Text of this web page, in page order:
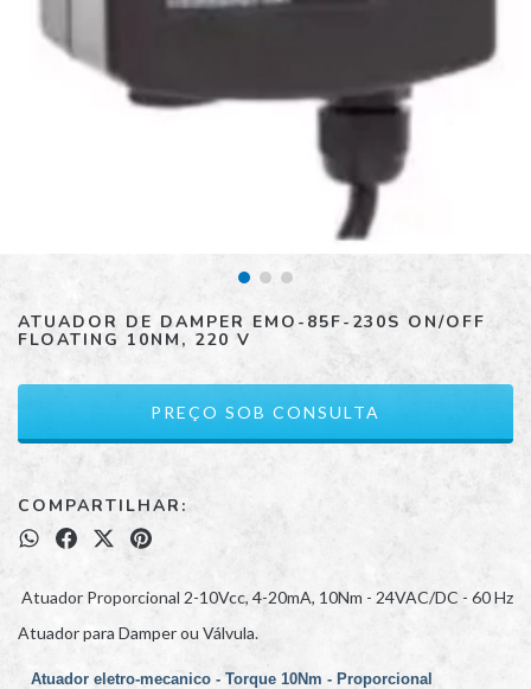
ATUADOR DE DAMPER EMO-85F-230S ON/OFF
FLOATING 10NM, 220 V
COMPARTILHAR:
Atuador Proporcional 2-10Vcc, 4-20mA, 10Nm - 24VAC/DC - 60 Hz
Atuador para Damper ou Válvula.
Atuador eletro-mecanico - Torque 10Nm - Proporcional